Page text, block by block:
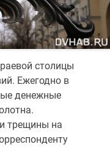
столицы
Ежегодно в
денежные
трещины на